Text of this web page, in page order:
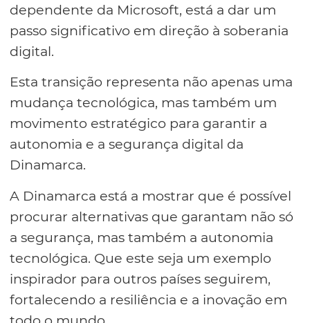
dependente da Microsoft, está a dar um
passo significativo em direção à soberania
digital.
Esta transição representa não apenas uma
mudança tecnológica, mas também um
movimento estratégico para garantir a
autonomia e a segurança digital da
Dinamarca.
A Dinamarca está a mostrar que é possível
procurar alternativas que garantam não só
a segurança, mas também a autonomia
tecnológica. Que este seja um exemplo
inspirador para outros países seguirem,
fortalecendo a resiliência e a inovação em